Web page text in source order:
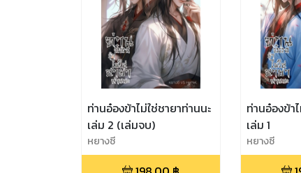
ท่านอ๋องข้าไม่ใช่ชายาท่านนะ
เล่ม 2 (เล่มจบ)
หยางซี
ท่านอ๋องข้า
เล่ม 1
หยางซี